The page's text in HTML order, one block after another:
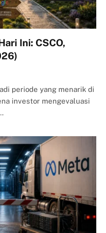
Ini: CSCO,
periode yang menarik di
investor mengevaluasi